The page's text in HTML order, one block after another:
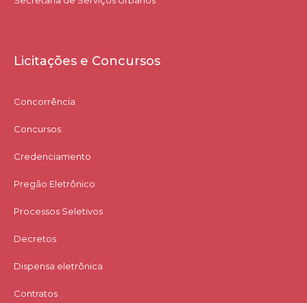
Licitações e Concursos
Concorrência
Concursos
Credenciamento
Pregão Eletrônico
Processos Seletivos
Decretos
Dispensa eletrônica
Contratos